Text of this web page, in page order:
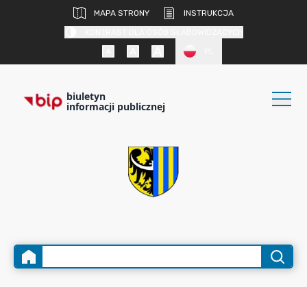
MAPA STRONY
INSTRUKCJA
biuletyn
informacji publicznej